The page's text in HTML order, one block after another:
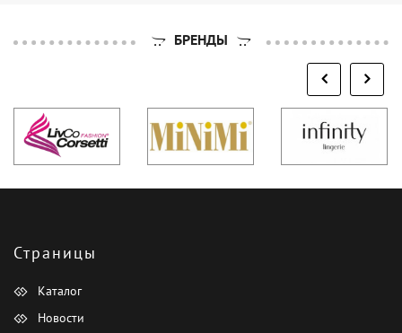
БРЕНДЫ
Страницы
Каталог
Новости